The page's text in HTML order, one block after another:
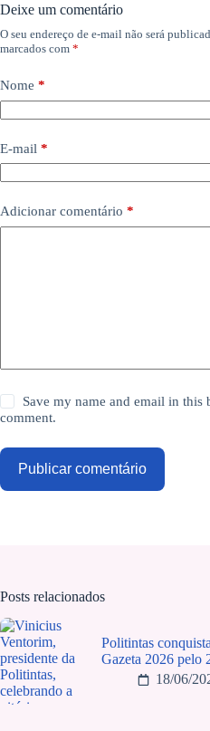
Deixe um comentário
O seu endereço de e-mail não será
marcados com *
Nome *
E-mail *
Adicionar comentário *
Save my name and email in
comment.
Publicar comentário
Posts relacionados
Politintas
Gazeta 2026 pelo
18/06/